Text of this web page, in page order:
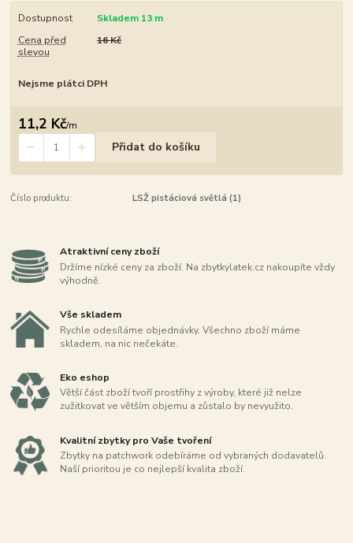
Dostupnost
Skladem 13 m
Cena před
slevou
16 Kč
Nejsme plátci DPH
11,2 Kč/m
Přidat do košíku
Číslo produktu: LSŽ pistáciová světlá (1)
Atraktivní ceny zboží
Držíme nízké ceny za zboží. Na zbytkylatek.cz nakoupíte vždy
výhodně.
Vše skladem
Rychle odesíláme objednávky. Všechno zboží máme
skladem, na nic nečekáte.
Eko eshop
Větší část zboží tvoří prostřihy z výroby, které již nelze
zužitkovat ve větším objemu a zůstalo by nevyužito.
Kvalitní zbytky pro Vaše tvoření
Zbytky na patchwork odebíráme od vybraných dodavatelů.
Naší prioritou je co nejlepší kvalita zboží.